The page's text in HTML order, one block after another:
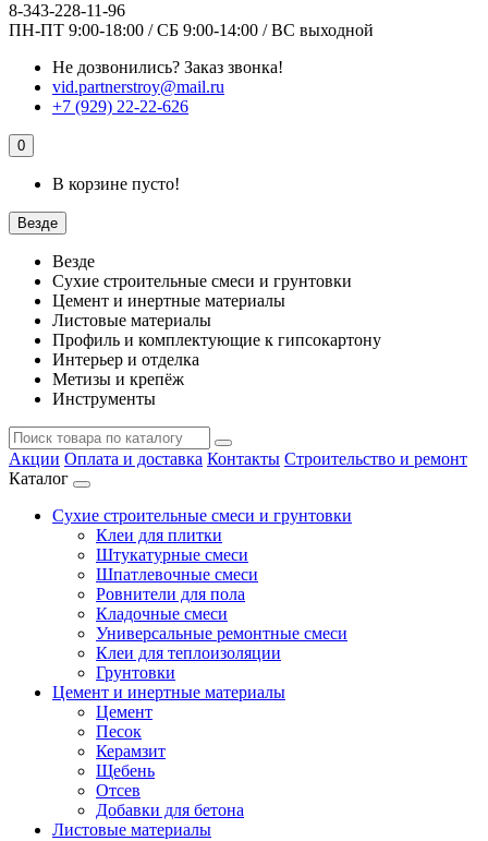
8-343-228-11-96
ПН-ПТ 9:00-18:00 / СБ 9:00-14:00 / ВС выходной
Не дозвонились? Заказ звонка!
vid.partnerstroy@mail.ru
+7 (929) 22-22-626
0
В корзине пусто!
Везде
Везде
Сухие строительные смеси и грунтовки
Цемент и инертные материалы
Листовые материалы
Профиль и комплектующие к гипсокартону
Интерьер и отделка
Метизы и крепёж
Инструменты
Акции Оплата и доставка Контакты Строительство и ремонт
Каталог
Сухие строительные смеси и грунтовки
Клеи для плитки
Штукатурные смеси
Шпатлевочные смеси
Ровнители для пола
Кладочные смеси
Универсальные ремонтные смеси
Клеи для теплоизоляции
Грунтовки
Цемент и инертные материалы
Цемент
Песок
Керамзит
Щебень
Отсев
Добавки для бетона
Листовые материалы